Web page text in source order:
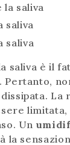
saliva
saliva
saliva
saliva è il
Pertanto,
La
Un
la